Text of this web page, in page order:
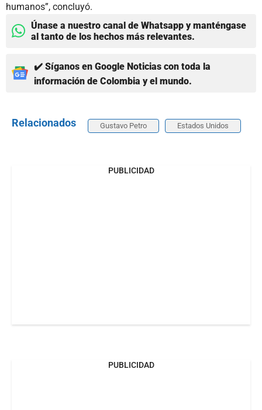
humanos”, concluyó.
Únase a nuestro canal de Whatsapp y manténgase
al tanto de los hechos más relevantes.
✔️ Síganos en Google Noticias con toda la
información de Colombia y el mundo.
Relacionados Gustavo Petro Estados Unidos
PUBLICIDAD
PUBLICIDAD